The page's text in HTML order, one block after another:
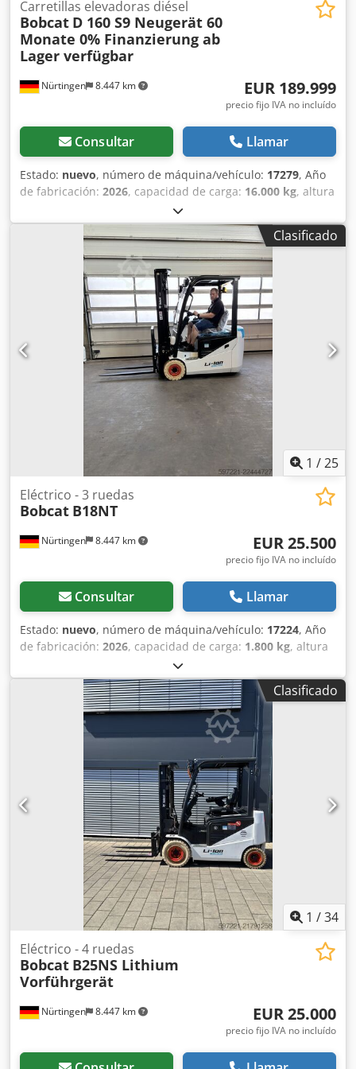
Nürtingen 8.447 km
Carretillas elevadoras diésel
Bobcat D 160 S9 Neugerät 60
Monate 0% Finanzierung ab
Lager verfügbar
EUR 189.999
precio fijo IVA no incluído
Consultar Llamar
Estado: nuevo, número de máquina/vehículo: 17279, Año
de fabricación: 2026, capacidad de carga: 16.000 kg, altura
, ascensor libre:
de carga:600 mm, tipo de combustible:diésel, tipo de
triple, altura de construcción:3.030 mm, longitud
de la horquilla:2.400 mm, tamaño del neumático
12.00-20 100%, tamaño del neumático trasero:
12.00-20 100%, peso total:19.300 kg, Equipamiento:
, 5218640 Dedpfx Aiezp T Aue Rock Número de
serie: FDC0H-5107-00494
Clasificado
1 /25
Nürtingen 8.447 km
Eléctrico - 3 ruedas
Bobcat B18NT
EUR 25.500
precio fijo IVA no incluído
Consultar Llamar
Estado: nuevo, número de máquina/vehículo: 17224, Año
de fabricación: 2026, capacidad de carga: 1.800 kg, altura
, ascensor libre:
de carga:500 mm, tipo de combustible:eléctrico, tipo de
triple, altura de construcción:2.215 mm, voltaje de
51,2 V, longitud de la horquilla: 1.150 mm
tamaño del neumático delantero:
18x7-6 weiss
, peso total:
5230052 Número de serie: OBA06-000030 Especificaciones
de la batería: 51,2 V, 277 Ah, de iones de litio. Dodpfx Ajzp
Tz Dsi Rock
Clasificado
1 /34
Nürtingen 8.447 km
Eléctrico - 4 ruedas
Bobcat B25NS Lithium
Vorführgerät
EUR 25.000
precio fijo IVA no incluído